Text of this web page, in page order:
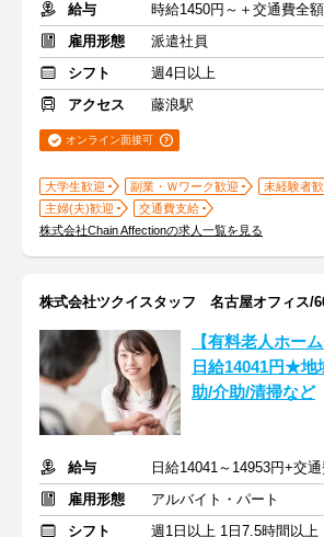
給与
時給1450円～＋交通費全
雇用形態
派遣社員
シフト
週4日以上
アクセス
藤浪駅
オンライン面接可
大学生歓迎 副業・Ｗワーク歓迎
未経験者
主婦(夫)歓迎
交通費支給
株式会社Chain Affectionの求人一覧を見る
株式会社ツクイスタッフ 名古屋オフィス/
【有料老人ホー
日給14041円★地
助/介助/清掃など
給与
日給14041～14953円+交
雇用形態
アルバイト・パート
シフト
週1日以上 1日7.5時間以上